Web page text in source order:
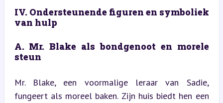
IV. Ondersteunende figuren en symboliek
van hulp
A. Mr. Blake als bondgenoot en morele
steun
Mr. Blake, een voormalige leraar van Sadie,
fungeert als moreel baken. Zijn huis biedt hen een